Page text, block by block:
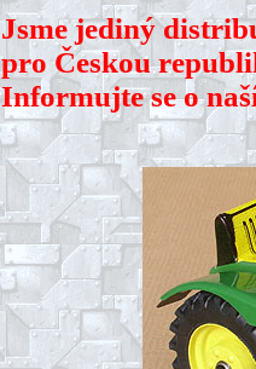
Jsme jediný
pro Českou
Informujte se o